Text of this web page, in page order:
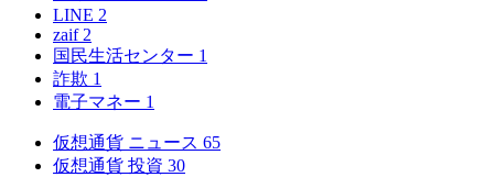
LINE 2
zaif 2
国民生活センター 1
詐欺 1
電子マネー 1
仮想通貨 ニュース 65
仮想通貨 投資 30